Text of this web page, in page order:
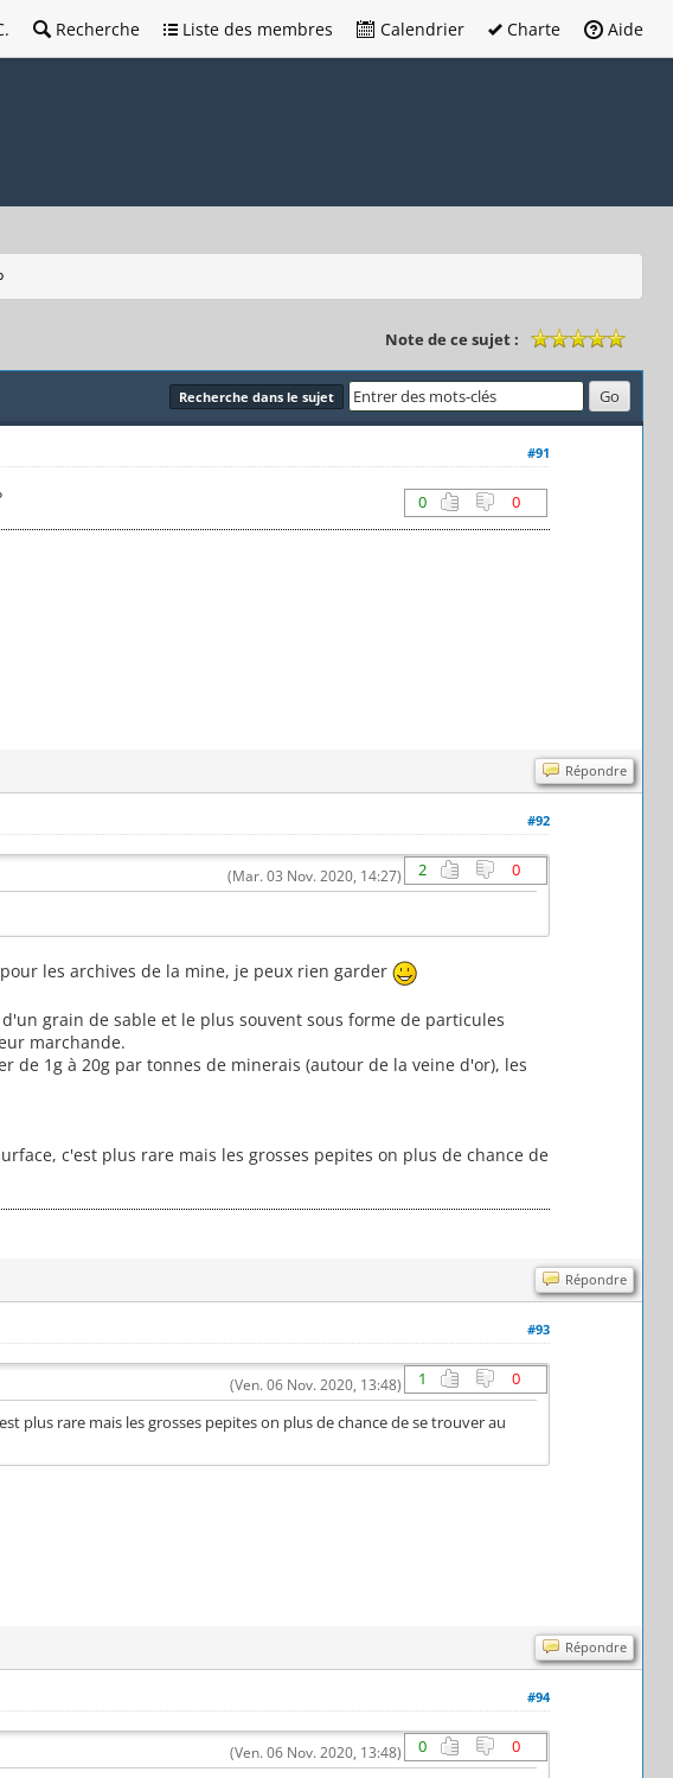
Recherche Liste des membres Calendrier Charte Aide
Note de ce sujet :
Recherche dans le sujet
#91
0 0
Répondre
#92
2 0
(Mar. 03 Nov. 2020, 14:27)
les archives de la mine, je peux rien garder
grain de sable et le plus souvent sous forme de particules
marchande.
de 1g à 20g par tonnes de minerais (autour de la veine d'or), les
c'est plus rare mais les grosses pepites on plus de chance de
Répondre
#93
1 0
(Ven. 06 Nov. 2020, 13:48)
plus rare mais les grosses pepites on plus de chance de se trouver au
Répondre
#94
0 0
(Ven. 06 Nov. 2020, 13:48)